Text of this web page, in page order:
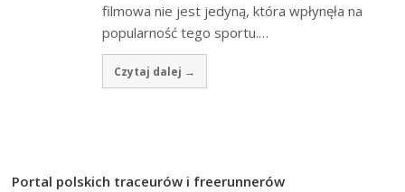
filmowa nie jest jedyną, która wpłynęła na
popularność tego sportu.…
Czytaj dalej →
Portal polskich traceurów i freerunnerów